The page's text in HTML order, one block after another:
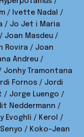
/ Ivette Nadal /
/ Jo Jet i Maria
Joan Masdeu /
Rovira / Joan
Andreu /
Jonhy Tramontana
Fornos / Jordi
/ Jorge Luengo /
Neddermann /
Evoghli / Kerol /
/ Koko-Jean